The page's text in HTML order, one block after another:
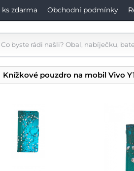
zdarma Obchodní podmínky
Knížkové pouzdro na mobil Vivo